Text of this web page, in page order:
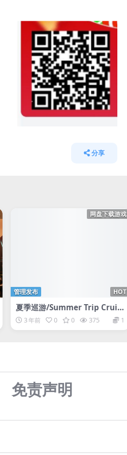
分享
网盘下载游戏
HOT
管理发布
夏季巡游/Summer Trip Cruis
e 3 年前 0 0 375 1
免责声明